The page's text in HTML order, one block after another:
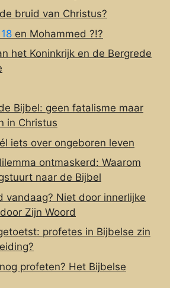
bruid van Christus?
en Mohammed ?!?
het Koninkrijk en de Bergrede
Bijbel: geen fatalisme maar
in Christus
iets over ongeboren leven
ontmaskerd: Waarom
naar de Bijbel
vandaag? Niet door innerlijke
Zijn Woord
profetes in Bijbelse zin
profeten? Het Bijbelse